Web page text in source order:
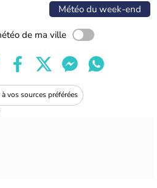
Météo du week-end
de ma ville
vos sources préférées